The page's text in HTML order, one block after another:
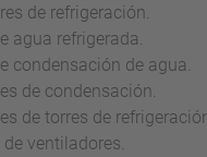
de refrigeración.
agua refrigerada.
condensación de agua.
de condensación.
de torres de
ventiladores.